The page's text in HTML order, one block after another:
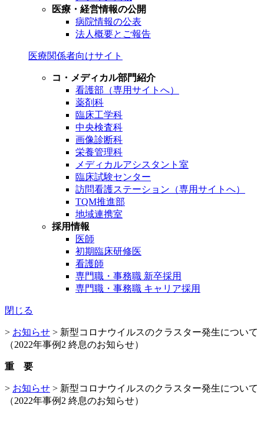
医療・経営情報の公開
病院情報の公表
法人概要とご報告
医療関係者向けサイト
コ・メディカル部門紹介
看護部（専用サイトへ）
薬剤科
臨床工学科
中央検査科
画像診断科
栄養管理科
メディカルアシスタント室
臨床試験センター
訪問看護ステーション（専用サイトへ）
TQM推進部
地域連携室
採用情報
医師
初期臨床研修医
看護師
専門職・事務職 新卒採用
専門職・事務職 キャリア採用
閉じる
> お知らせ > 新型コロナウイルスのクラスター発生について
（2022年事例2 終息のお知らせ）
重 要
> お知らせ > 新型コロナウイルスのクラスター発生について
（2022年事例2 終息のお知らせ）